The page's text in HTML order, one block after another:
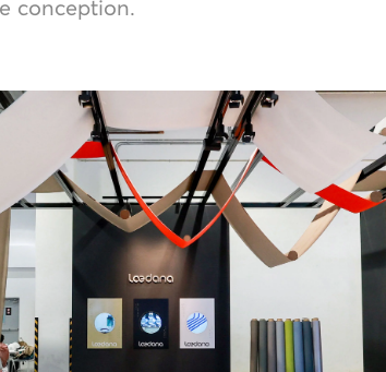
conception.